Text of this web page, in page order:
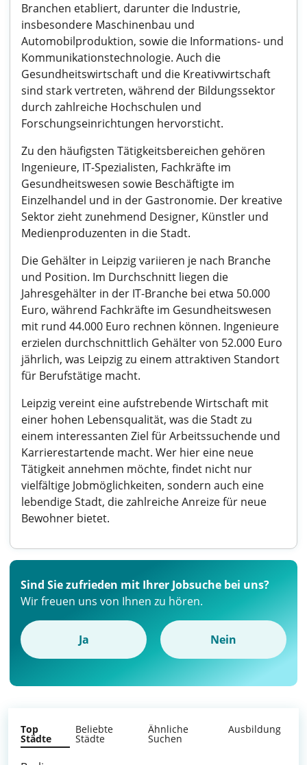
Branchen etabliert, darunter die Industrie,
insbesondere Maschinenbau und
Automobilproduktion, sowie die Informations- und
Kommunikationstechnologie. Auch die
Gesundheitswirtschaft und die Kreativwirtschaft
sind stark vertreten, während der Bildungssektor
durch zahlreiche Hochschulen und
Forschungseinrichtungen hervorsticht.
Zu den häufigsten Tätigkeitsbereichen gehören
Ingenieure, IT-Spezialisten, Fachkräfte im
Gesundheitswesen sowie Beschäftigte im
Einzelhandel und in der Gastronomie. Der kreative
Sektor zieht zunehmend Designer, Künstler und
Medienproduzenten in die Stadt.
Die Gehälter in Leipzig variieren je nach Branche
und Position. Im Durchschnitt liegen die
Jahresgehälter in der IT-Branche bei etwa 50.000
Euro, während Fachkräfte im Gesundheitswesen
mit rund 44.000 Euro rechnen können. Ingenieure
erzielen durchschnittlich Gehälter von 52.000 Euro
jährlich, was Leipzig zu einem attraktiven Standort
für Berufstätige macht.
Leipzig vereint eine aufstrebende Wirtschaft mit
einer hohen Lebensqualität, was die Stadt zu
einem interessanten Ziel für Arbeitssuchende und
Karrierestartende macht. Wer hier eine neue
Tätigkeit annehmen möchte, findet nicht nur
vielfältige Jobmöglichkeiten, sondern auch eine
lebendige Stadt, die zahlreiche Anreize für neue
Bewohner bietet.
Sind Sie zufrieden mit Ihrer Jobsuche bei uns?
Wir freuen uns von Ihnen zu hören.
Ja Nein
Top
Städte
Beliebte
Städte
Ähnliche
Suchen
Ausbildung